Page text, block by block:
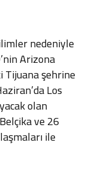
nedeniyle
Arizona
Tijuana şehrine
Los
olan
ve 26
ile